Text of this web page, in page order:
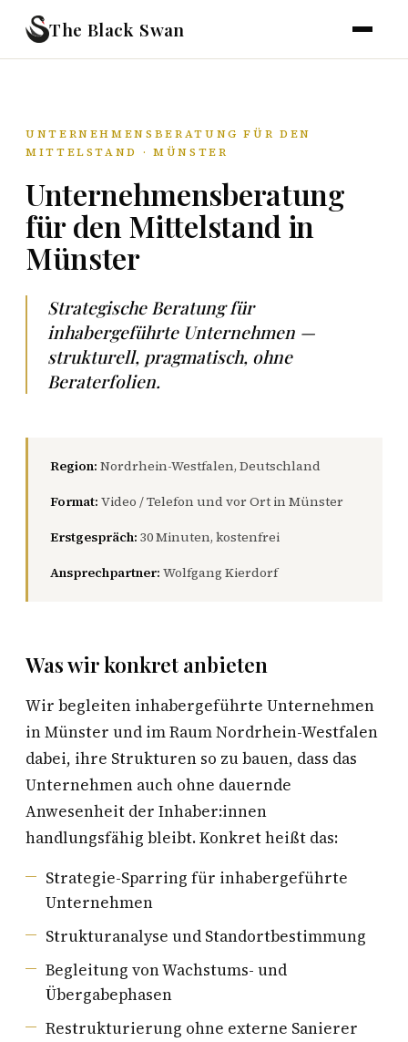
The Black Swan
UNTERNEHMENSBERATUNG FÜR DEN
MITTELSTAND · MÜNSTER
Unternehmensberatung
für den Mittelstand in
Münster
Strategische Beratung für
inhabergeführte Unternehmen —
strukturell, pragmatisch, ohne
Beraterfolien.
Region: Nordrhein-Westfalen, Deutschland
Format: Video / Telefon und vor Ort in Münster
Erstgespräch: 30 Minuten, kostenfrei
Ansprechpartner: Wolfgang Kierdorf
Was wir konkret anbieten
Wir begleiten inhabergeführte Unternehmen
in Münster und im Raum Nordrhein-Westfalen
dabei, ihre Strukturen so zu bauen, dass das
Unternehmen auch ohne dauernde
Anwesenheit der Inhaber:innen
handlungsfähig bleibt. Konkret heißt das:
Strategie-Sparring für inhabergeführte
Unternehmen
Strukturanalyse und Standortbestimmung
Begleitung von Wachstums- und
Übergabephasen
Restrukturierung ohne externe Sanierer